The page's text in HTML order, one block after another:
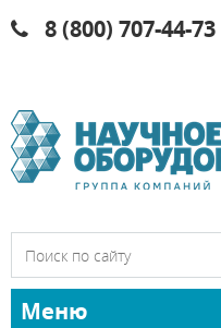
8 (800) 707-44-73
Меню